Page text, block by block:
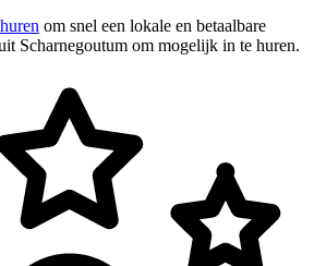
om snel een lokale en betaalbare
Scharnegoutum om mogelijk in te huren.